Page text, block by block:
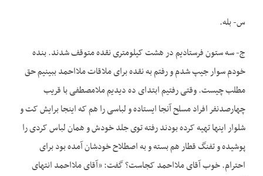
س- بله.
ج- سه ستون فرستادیم در هشت کیلومتری نقده متوقف شدند. بنده
خودم سوار جیپ شدم و رفتم به نقده برای ملاقات ملااحمد ببینیم حق
مطلب چیست. وقتی رفتیم ابتدای ده دیدیم ملامصطفی با قریب
چهارصدنفر افراد مسلح آنجا ایستاده و لباسی را هم که اینجا برایش کت و
شلوار اینها تهیه کرده بودند رفته توی جلد خودش و همان لباس کردی را
پوشیده و تفنگ قطار هم بسته و به اصطلاح خودشان آمده بود برای
احترام. خوب آقای ملااحمد کجاست؟ گفت: «آقای ملااحمد انتهای